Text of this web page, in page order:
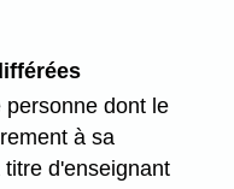
personne dont le
à sa
d'enseignant